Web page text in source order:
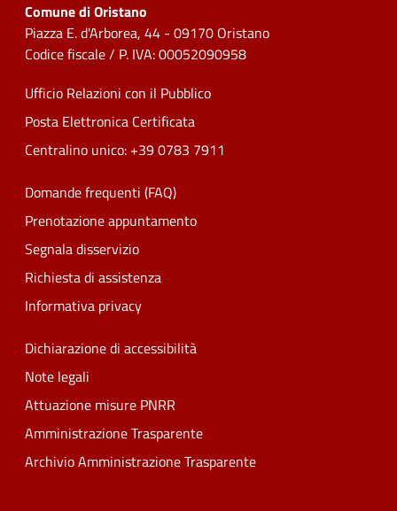
Comune di Oristano
Piazza E. d'Arborea, 44 - 09170 Oristano
Codice fiscale / P. IVA: 00052090958
Ufficio Relazioni con il Pubblico
Posta Elettronica Certificata
Centralino unico: +39 0783 7911
Domande frequenti (FAQ)
Prenotazione appuntamento
Segnala disservizio
Richiesta di assistenza
Informativa privacy
Dichiarazione di accessibilità
Note legali
Attuazione misure PNRR
Amministrazione Trasparente
Archivio Amministrazione Trasparente